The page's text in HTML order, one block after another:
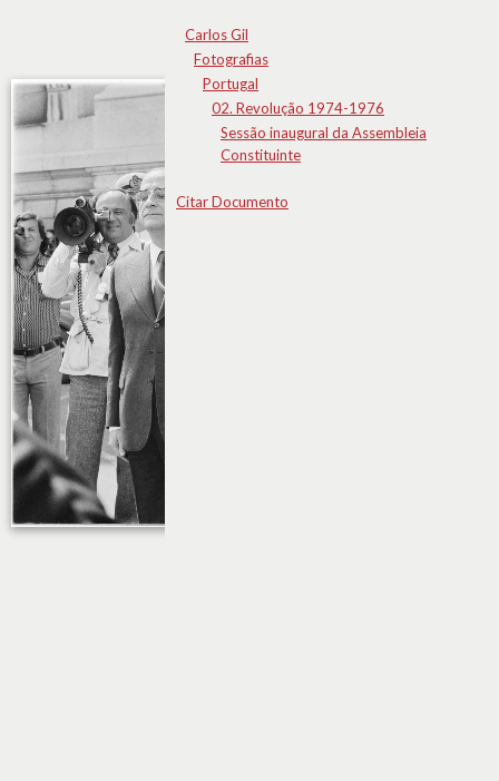
Carlos Gil
Fotografias
Portugal
02. Revolução 1974-1976
Sessão inaugural da Assembleia
Constituinte
Citar Documento